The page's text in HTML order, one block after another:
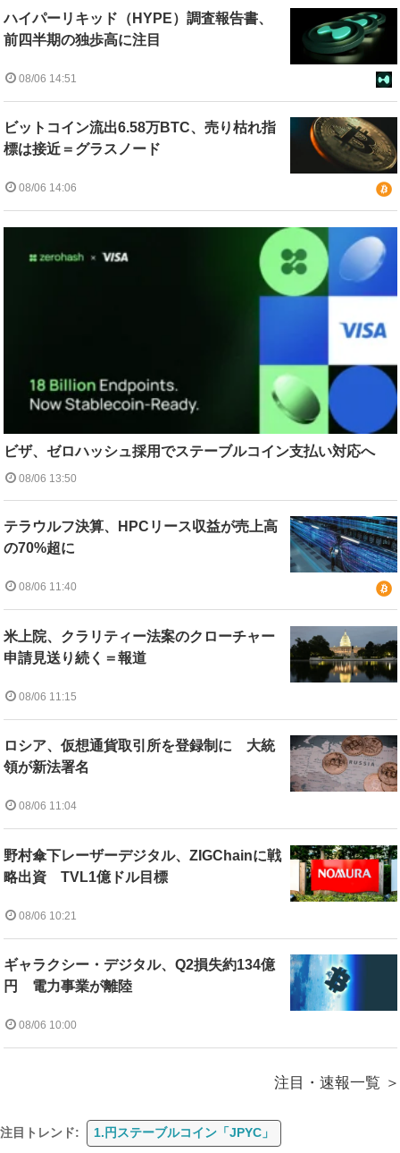
ハイパーリキッド（HYPE）調査報告書、
前四半期の独歩高に注目
08/06 14:51
ビットコイン流出6.58万BTC、売り枯れ指
標は接近＝グラスノード
08/06 14:06
ビザ、ゼロハッシュ採用でステーブルコイン支払い対応へ
08/06 13:50
テラウルフ決算、HPCリース収益が売上高
の70%超に
08/06 11:40
米上院、クラリティー法案のクローチャー
申請見送り続く＝報道
08/06 11:15
ロシア、仮想通貨取引所を登録制に 大統
領が新法署名
08/06 11:04
野村傘下レーザーデジタル、ZIGChainに戦
略出資 TVL1億ドル目標
08/06 10:21
ギャラクシー・デジタル、Q2損失約134億
円 電力事業が離陸
08/06 10:00
注目・速報一覧
注目トレンド: 1.円ステーブルコイン「JPYC」